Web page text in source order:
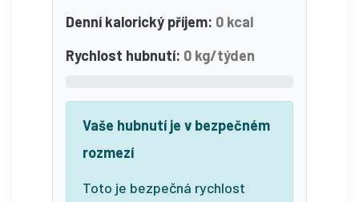
Denní kalorický příjem: 0 kcal
Rychlost hubnutí: 0 kg/týden
Vaše hubnutí je v bezpečném
rozmezí
Toto je bezpečná rychlost